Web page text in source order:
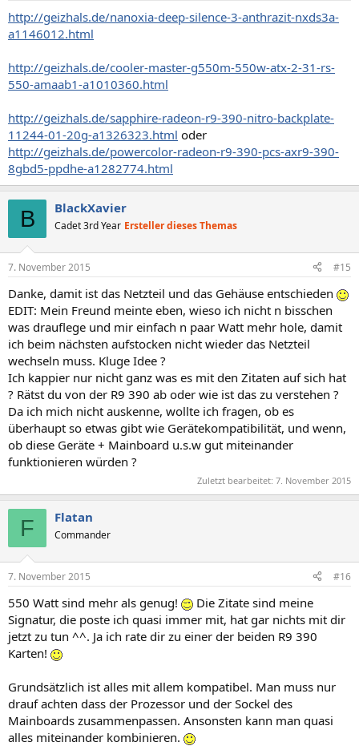
http://geizhals.de/nanoxia-deep-silence-3-anthrazit-nxds3a-
a1146012.html
http://geizhals.de/cooler-master-g550m-550w-atx-2-31-rs-
550-amaab1-a1010360.html
http://geizhals.de/sapphire-radeon-r9-390-nitro-backplate-
11244-01-20g-a1326323.html oder
http://geizhals.de/powercolor-radeon-r9-390-pcs-axr9-390-
8gbd5-ppdhe-a1282774.html
B BlackXavier
Cadet 3rd Year Ersteller dieses Themas
7. November 2015 #15
Danke, damit ist das Netzteil und das Gehäuse entschieden
EDIT: Mein Freund meinte eben, wieso ich nicht n bisschen
was drauflege und mir einfach n paar Watt mehr hole, damit
ich beim nächsten aufstocken nicht wieder das Netzteil
wechseln muss. Kluge Idee ?
Ich kappier nur nicht ganz was es mit den Zitaten auf sich hat
? Rätst du von der R9 390 ab oder wie ist das zu verstehen ?
Da ich mich nicht auskenne, wollte ich fragen, ob es
überhaupt so etwas gibt wie Gerätekompatibilität, und wenn,
ob diese Geräte + Mainboard u.s.w gut miteinander
funktionieren würden ?
Zuletzt bearbeitet: 7. November 2015
F Flatan
Commander
7. November 2015 #16
550 Watt sind mehr als genug!
Die Zitate sind meine
Signatur, die poste ich quasi immer mit, hat gar nichts mit dir
jetzt zu tun ^^. Ja ich rate dir zu einer der beiden R9 390
Karten!
Grundsätzlich ist alles mit allem kompatibel. Man muss nur
drauf achten dass der Prozessor und der Sockel des
Mainboards zusammenpassen. Ansonsten kann man quasi
alles miteinander kombinieren.